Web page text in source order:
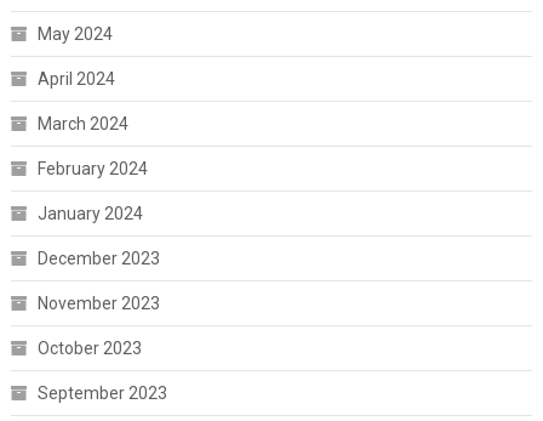
May 2024
April 2024
March 2024
February 2024
January 2024
December 2023
November 2023
October 2023
September 2023